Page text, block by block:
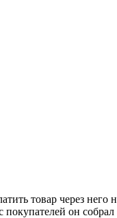
товар через
он